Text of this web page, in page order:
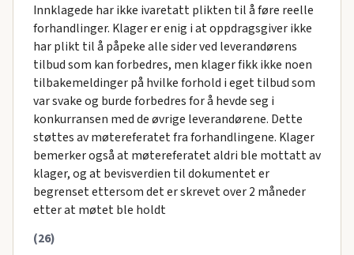
Innklagede har ikke ivaretatt plikten til å føre reelle
forhandlinger. Klager er enig i at oppdragsgiver ikke
har plikt til å påpeke alle sider ved leverandørens
tilbud som kan forbedres, men klager fikk ikke noen
tilbakemeldinger på hvilke forhold i eget tilbud som
var svake og burde forbedres for å hevde seg i
konkurransen med de øvrige leverandørene. Dette
støttes av møtereferatet fra forhandlingene. Klager
bemerker også at møtereferatet aldri ble mottatt av
klager, og at bevisverdien til dokumentet er
begrenset ettersom det er skrevet over 2 måneder
etter at møtet ble holdt
(26)